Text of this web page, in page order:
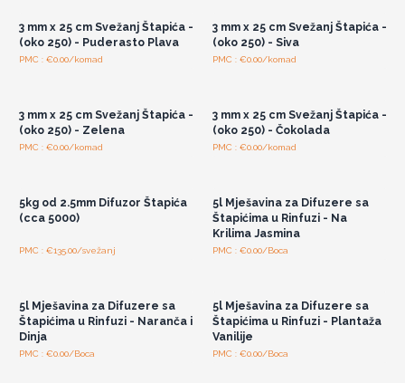
3 mm x 25 cm Svežanj Štapića -
(oko 250) - Puderasto Plava
PMC : €0.00/komad
3 mm x 25 cm Svežanj Štapića -
(oko 250) - Siva
PMC : €0.00/komad
3 mm x 25 cm Svežanj Štapića -
(oko 250) - Zelena
PMC : €0.00/komad
3 mm x 25 cm Svežanj Štapića -
(oko 250) - Čokolada
PMC : €0.00/komad
5kg od 2.5mm Difuzor Štapića
(cca 5000)
PMC : €135.00/svežanj
5l Mješavina za Difuzere sa
Štapićima u Rinfuzi - Na
Krilima Jasmina
PMC : €0.00/Boca
5l Mješavina za Difuzere sa
Štapićima u Rinfuzi - Naranča i
Dinja
PMC : €0.00/Boca
5l Mješavina za Difuzere sa
Štapićima u Rinfuzi - Plantaža
Vanilije
PMC : €0.00/Boca